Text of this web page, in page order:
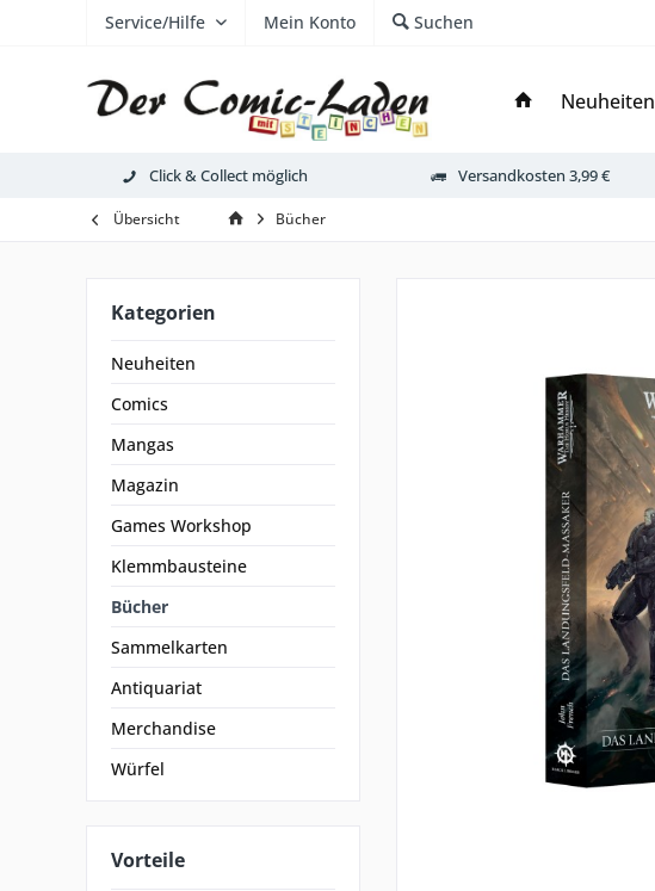
Service/Hilfe Mein Konto Suchen
Neuheiten
Click & Collect möglich Versandkosten 3,99 €
Übersicht Bücher
Kategorien
Neuheiten
Comics
Mangas
Magazin
Games Workshop
Klemmbausteine
Bücher
Sammelkarten
Antiquariat
Merchandise
Würfel
Vorteile